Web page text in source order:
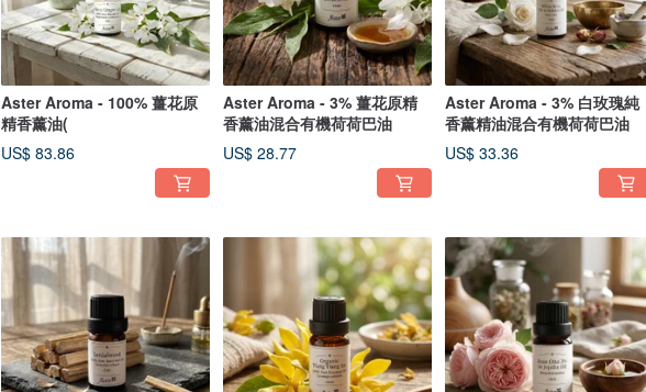
Aster Aroma - 100% 薑花原
精香薰油(
US$ 83.86
Aster Aroma - 3% 薑花原精
香薰油混合有機荷荷巴油
US$ 28.77
Aster Aroma - 3% 白玫瑰純
香薰精油混合有機荷荷巴油
US$ 33.36